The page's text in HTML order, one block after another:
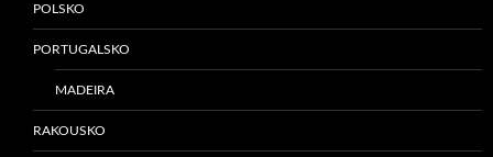
POLSKO
PORTUGALSKO
MADEIRA
RAKOUSKO